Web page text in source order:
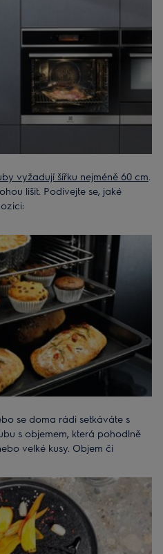
vyžadují šířku nejméně 60 cm.
lišit. Podívejte se, jaké
výborně zapadne do menšího
troubu s více možnostmi –
funkcí vám umožní péct, vařit,
jakékoli jídlo s vynikajícím
se doma rádi setkáváte s
s objemem, která pohodlně
velké kusy. Objem či
čtyřčlenné domácnosti
dvě osoby
můžete připravovat více